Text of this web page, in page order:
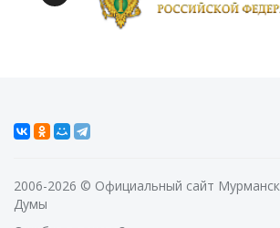
2006-2026 © Официальный сайт
Думы